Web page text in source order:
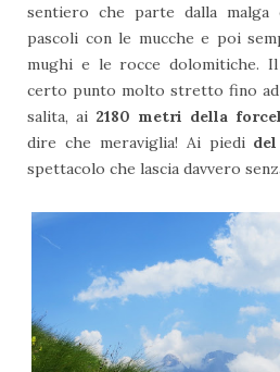
sentiero che parte dalla
pascoli con le mucche e poi
mughi e le rocce dolomitiche.
certo punto molto stretto fino
salita, ai 2180 metri della
dire che meraviglia! Ai piedi
spettacolo che lascia davvero